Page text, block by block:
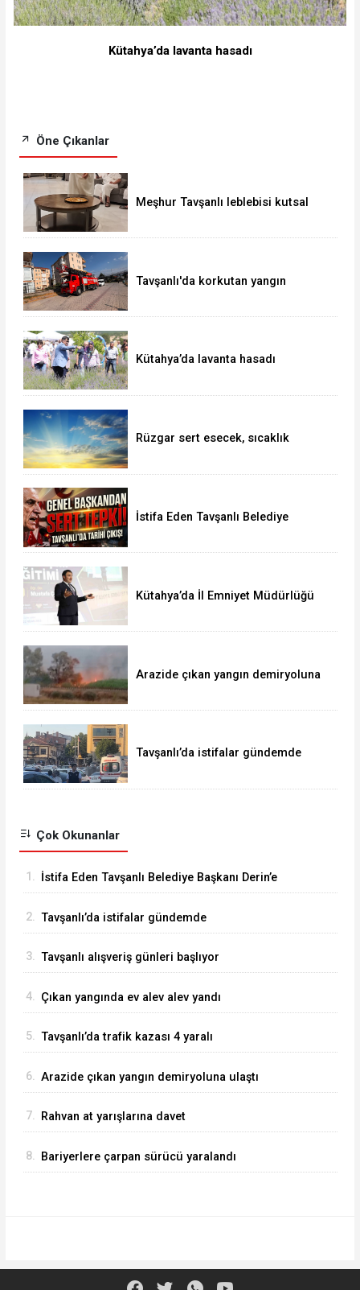
Kütahya’da lavanta hasadı
Öne Çıkanlar
Meşhur Tavşanlı leblebisi kutsal
Tavşanlı'da korkutan yangın
Kütahya’da lavanta hasadı
Rüzgar sert esecek, sıcaklık
İstifa Eden Tavşanlı Belediye
Kütahya’da İl Emniyet Müdürlüğü
Arazide çıkan yangın demiryoluna
Tavşanlı’da istifalar gündemde
Çok Okunanlar
1. İstifa Eden Tavşanlı Belediye Başkanı Derin’e
2. Tavşanlı’da istifalar gündemde
3. Tavşanlı alışveriş günleri başlıyor
4. Çıkan yangında ev alev alev yandı
5. Tavşanlı’da trafik kazası 4 yaralı
6. Arazide çıkan yangın demiryoluna ulaştı
7. Rahvan at yarışlarına davet
8. Bariyerlere çarpan sürücü yaralandı